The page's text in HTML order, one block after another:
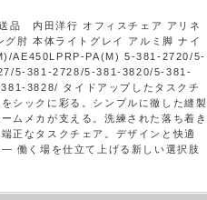
品 内田洋行 オフィスチェア アリネ
肘 本体ライトグレイ アルミ脚 ナイ
AE450LPRP-PA(M) 5-381-2720/5-
5-381-2728/5-381-3820/5-381-
3828/ タイドアップしたタスクチ
シックに彩る。シンプルに徹した縫製
ムメカが支える。洗練された落ち着き
正なタスクチェア。デザインと快適
働く場を仕立て上げる新しい選択肢